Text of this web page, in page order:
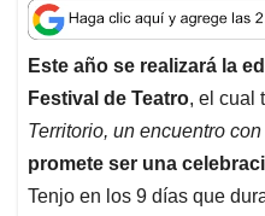
a
t
s
A
p
p
c
e
b
o
o
k
n
k
e
d
I
n
a
i
l
r
e
a
d
s
Este año se realizará la
Festival de Teatro, el cual
Territorio, un encuentro
promete ser una
Tenjo en los 9 días que